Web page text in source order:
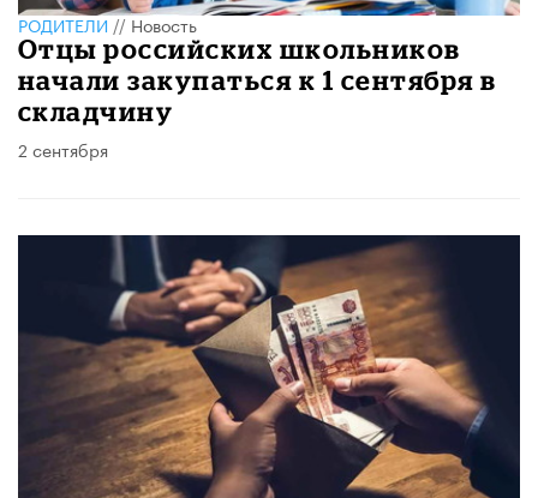
РОДИТЕЛИ//Новость
Отцы российских школьников
начали закупаться к 1 сентября в
складчину
2 сентября